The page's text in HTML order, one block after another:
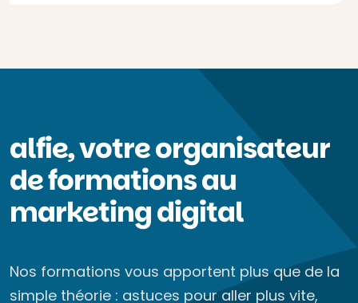
alfie, votre organisateur
de formations au
marketing digital
Nos formations vous apportent plus que de la
simple théorie : astuces pour aller plus vite,